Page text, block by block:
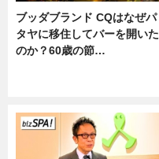
ブッダブランド CQはなぜパ
タヤに移住してバーを開いた
のか？60歳の節…